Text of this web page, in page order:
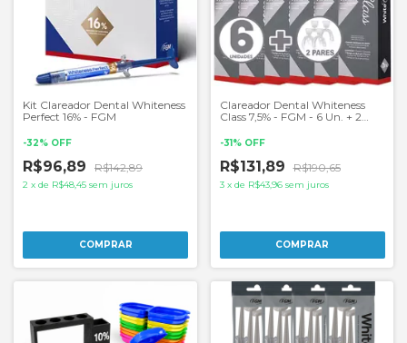
Kit Clareador Dental Whiteness
Perfect 16% - FGM
-32% OFF
R$96,89 R$142,89
2 x de R$48,45 sem juros
Clareador Dental Whiteness
Class 7,5% - FGM - 6 Un. + 2
-31% OFF
R$131,89 R$190,65
3 x de R$43,96 sem juros